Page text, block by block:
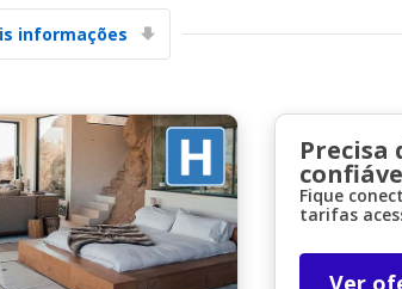
Aceda a ofertas exclusivas dos nossos
fornecedores
Iniciar sessão com eLink
informações
Fique
tarifas
Ver